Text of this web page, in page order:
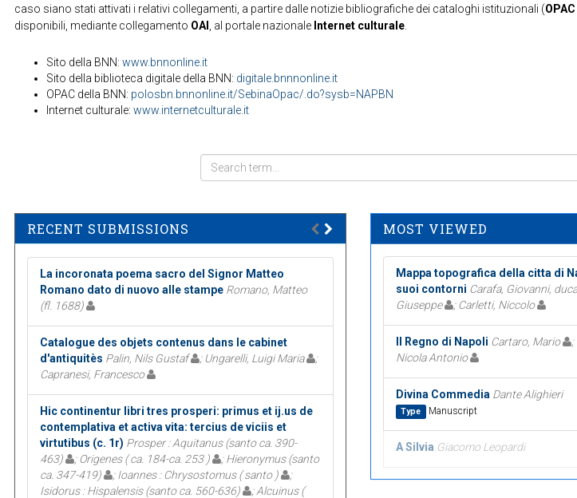
caso siano stati attivati i relativi collegamenti, a partire dalle notizie bibliografiche dei cataloghi istituzionali (
disponibili, mediante collegamento OAI , al portale nazionale Internet culturale.
Sito della BNN: www.bnnonline.it
Sito della biblioteca digitale della BNN: digitale.bnnnonline.it
OPAC della BNN: polosbn.bnnonline.it/SebinaOpac/.do?sysb=NAPBN
Internet culturale: www.internetculturale.it
RECENT SUBMISSIONS
La incoronata poema sacro del Signor Matteo
Romano dato di nuovo alle stampe Romano, Matteo
(fl. 1688)
Catalogue des objets contenus dans le cabinet
d'antiquitès Palin, Nils Gustaf ; Ungarelli, Luigi Maria
;
Capranesi, Francesco
Hic continentur libri tres prosperi: primus et ij.us de
contemplativa et activa vita: tercius de viciis et
virtutibus (c. 1r) Prosper : Aquitanus (santo ca. 390-
463)
; Origenes ( ca. 184-ca. 253 )
; Hieronymus (santo
ca. 347-419)
; Ioannes : Chrysostomus ( santo )
;
Isidorus : Hispalensis (santo ca. 560-636)
; Alcuinus (
MOST VIEWED
Mappa topografica della citta di
suoi contorni Carafa, Giovanni,
Giuseppe
; Carletti, Niccolo
Il Regno di Napoli Cartaro, Mario
;
Nicola Antonio
Divina Commedia Dante Alighieri
Type Manuscript
A Silvia Giacomo Leopardi